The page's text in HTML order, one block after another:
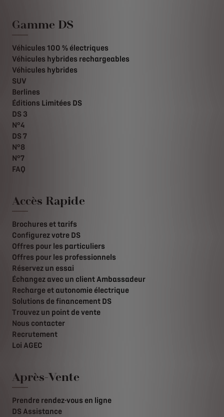
Gamme DS
Véhicules 100 % électriques
Véhicules hybrides rechargeables
Véhicules hybrides
SUV
Berlines
Éditions Limitées DS
DS 3
N°4
DS 7
N°8
N°7
FAQ
Accès Rapide
Brochures et tarifs
Configurez votre DS
Offres pour les particuliers
Offres pour les professionnels
Réservez un essai
Échangez avec un client Ambassadeur
Recharge et autonomie électrique
Solutions de financement DS
Trouvez un point de vente
Nous contacter
Recrutement
Loi AGEC
Après-Vente
Prendre rendez-vous en ligne
DS Assistance